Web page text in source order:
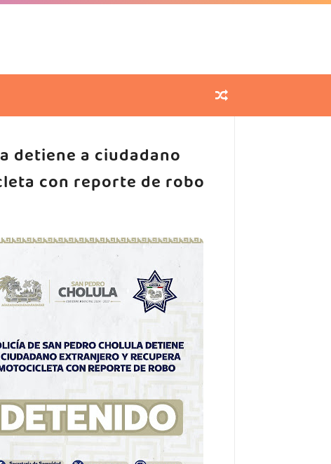
detiene a ciudadano
con reporte de robo